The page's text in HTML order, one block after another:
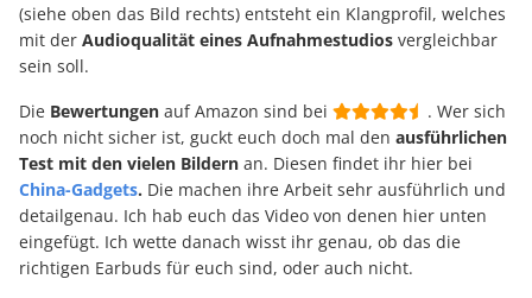
(siehe oben das Bild rechts) entsteht ein Klangprofil, welches
mit der Audioqualität eines Aufnahmestudios vergleichbar
sein soll.
Die Bewertungen auf Amazon sind bei
. Wer sich
noch nicht sicher ist, guckt euch doch mal den ausführlichen
Test mit den vielen Bildern an. Diesen findet ihr hier bei
China-Gadgets. Die machen ihre Arbeit sehr ausführlich und
detailgenau. Ich hab euch das Video von denen hier unten
eingefügt. Ich wette danach wisst ihr genau, ob das die
richtigen Earbuds für euch sind, oder auch nicht.